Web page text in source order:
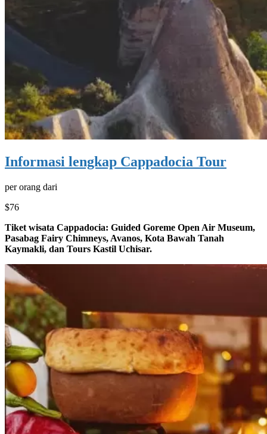
Informasi lengkap Cappadocia Tour
per orang dari
$76
Tiket wisata Cappadocia: Guided Goreme Open Air Museum,
Pasabag Fairy Chimneys, Avanos, Kota Bawah Tanah
Kaymakli, dan Tours Kastil Uchisar.